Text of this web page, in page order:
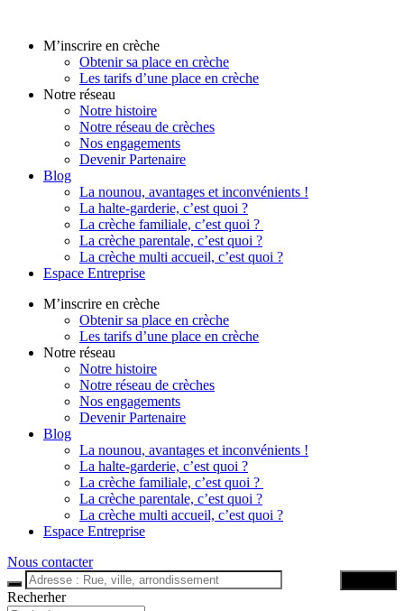
contenuM’inscrire en crèche
Obtenir sa place en crèche
Les tarifs d’une place en crèche
Notre réseau
Notre histoire
Notre réseau de crèches
Nos engagements
Devenir Partenaire
Blog
La nounou, avantages et inconvénients !
La halte-garderie, c’est quoi ?
La crèche familiale, c’est quoi ?
La crèche parentale, c’est quoi ?
La crèche multi accueil, c’est quoi ?
Espace Entreprise
M’inscrire en crèche
Obtenir sa place en crèche
Les tarifs d’une place en crèche
Notre réseau
Notre histoire
Notre réseau de crèches
Nos engagements
Devenir Partenaire
Blog
La nounou, avantages et inconvénients !
La halte-garderie, c’est quoi ?
La crèche familiale, c’est quoi ?
La crèche parentale, c’est quoi ?
La crèche multi accueil, c’est quoi ?
Espace Entreprise
Nous contacter
Recherher